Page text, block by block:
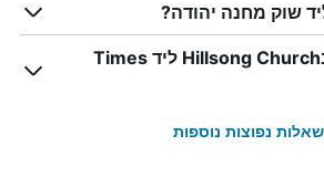
שוק מחנה יהודה?
המלצה למלון טוב בHillsong Church ליד Times
שאלות נפוצות נוספות